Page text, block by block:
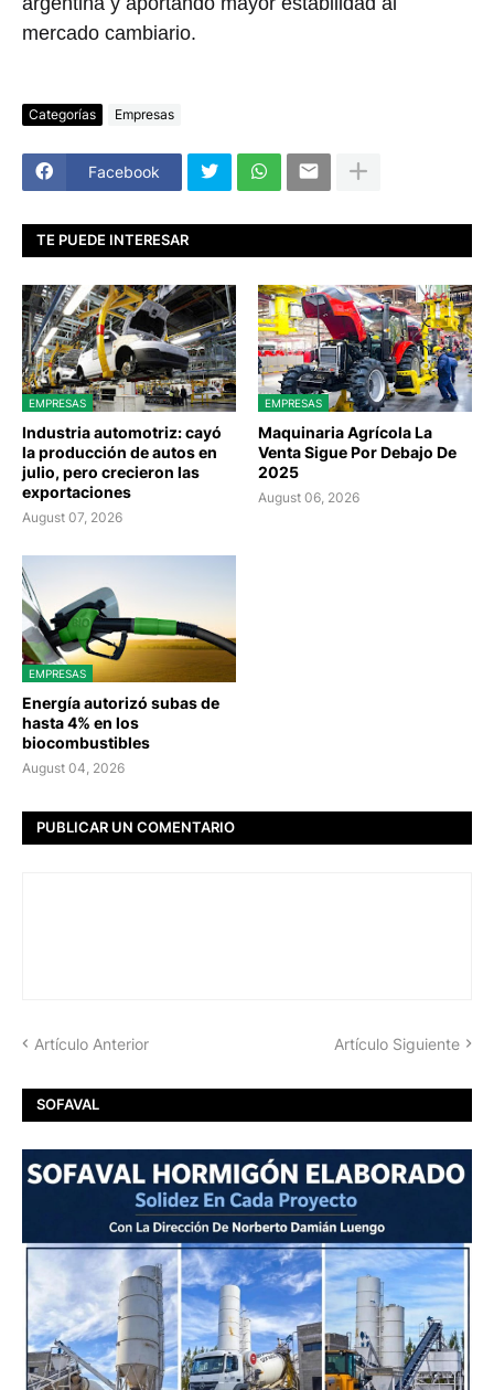
mercado cambiario.
Categorías Empresas
Facebook
TE PUEDE INTERESAR
EMPRESAS
Industria automotriz: cayó
la producción de autos en
julio, pero crecieron las
exportaciones
August 07, 2026
EMPRESAS
Maquinaria Agrícola La
Venta Sigue Por Debajo De
2025
August 06, 2026
EMPRESAS
Energía autorizó subas de
hasta 4% en los
biocombustibles
August 04, 2026
PUBLICAR UN COMENTARIO
Artículo Anterior Artículo Siguiente
SOFAVAL